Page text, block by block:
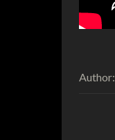
Author: